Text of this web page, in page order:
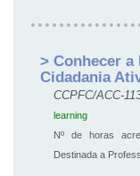
> Conhecer a
Cidadania
CCPFC/ACC-
learning
Nº de horas
Destinada a